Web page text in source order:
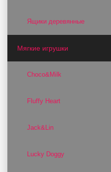
Ящики деревянные
Мягкие игрушки
Choco&Milk
Fluffy Heart
Jack&Lin
Lucky Doggy